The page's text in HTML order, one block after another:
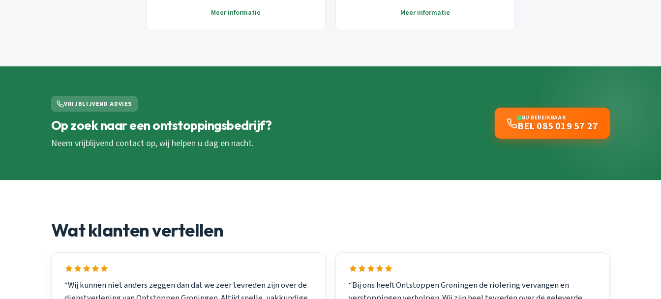
Meer informatie Meer informatie
VRIJBLIJVEND ADVIES
Op zoek naar een ontstoppingsbedrijf?
Neem vrijblijvend contact op, wij helpen u dag en nacht.
NU BEREIKBAAR
BEL 085 019 57 27
Wat klanten vertellen
“Wij kunnen niet anders zeggen dan dat we zeer tevreden zijn over de
“Bij ons heeft Ontstoppen Groningen de riolering vervangen en